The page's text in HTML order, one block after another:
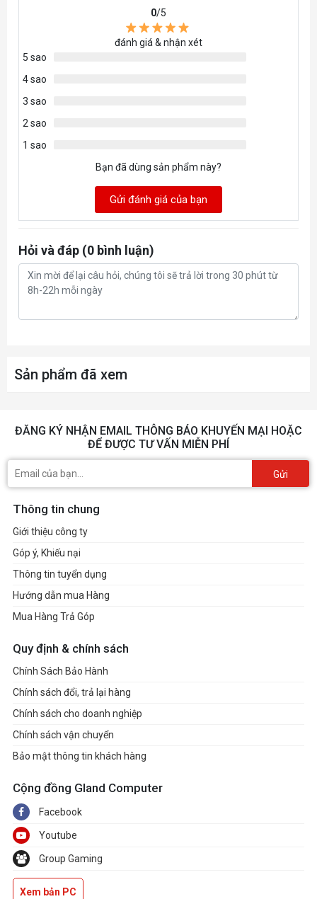
configuration, for more information please refer to
CPU/Memory Support list
under the Support tab of product information site
https://www.asus.com/support/.
* Non-ECC, un-buffered DDR5 memory supports
On-Die ECC function.
1 x HDMI™ port***
2 x USB4 (40Gbps) ports support USB
* Please refer to AMD CPU specifications.
** Supports max. 8K@30Hz as specified in
DisplayPort 1.4.
*** Supports 4K@60Hz as specified in HDMI
DisplayPort 1.4a
Expansion Slots
AMD Ryzen™ 9000 & 7000 Series Desktop
Processors*
1 x PCIe 5.0 x16 slot (supports x16 mode)
AMD Ryzen™ 8000 Series Desktop Processors*
1 x PCIe 4.0 x16 slot (supports x8/x4 mode)**
AMD X870 Chipset
1 x PCIe 4.0 x16 slot (supports x4 mode)
* Please check the PCIe bifurcation table on the
(https://www.asus.com/support/FAQ/1037507/).
** Specifications vary by CPU types.
- To ensure compatibility of the device installed,
please refer to https://www.asus.com/support/ for
the list of supported peripherals.
Storage
Supports 4 x M.2 slots and 2 x SATA 6Gb/s
ports*
AMD Ryzen™ 9000 & 7000 Series Desktop
Processors*
M.2_1 slot (Key M), type 2242/2260/2280
(supports PCIe 5.0 x4 mode)
0/5
đánh giá & nhận xét
5 sao
4 sao
3 sao
2 sao
1 sao
Bạn đã dùng sản phẩm này?
Gửi đánh giá của bạn
Hỏi và đáp (0 bình luận)
Sản phẩm đã xem
ĐĂNG KÝ NHẬN EMAIL THÔNG BÁO KHUYẾN MẠI HOẶC
ĐỂ ĐƯỢC TƯ VẤN MIỄN PHÍ
Gửi
Thông tin chung
Giới thiệu công ty
Góp ý, Khiếu nại
Thông tin tuyển dụng
Hướng dẫn mua Hàng
Mua Hàng Trả Góp
Quy định & chính sách
Chính Sách Bảo Hành
Chính sách đổi, trả lại hàng
Chính sách cho doanh nghiệp
Chính sách vận chuyển
Bảo mật thông tin khách hàng
Cộng đồng Gland Computer
Facebook
Youtube
Group Gaming
Xem bản PC